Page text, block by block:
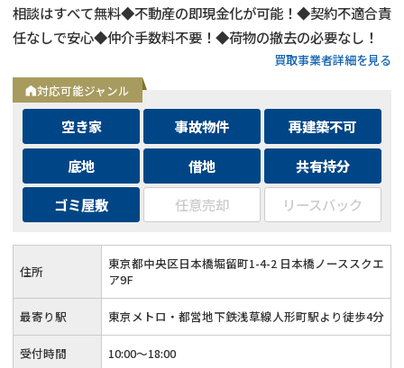
相談はすべて無料◆不動産の即現金化が可能！◆契約不適合責
任なしで安心◆仲介手数料不要！◆荷物の撤去の必要なし！
買取事業者詳細を見る
対応可能ジャンル
空き家 事故物件
再建築不可
底地
借地
共有持分
ゴミ屋敷
任意売却 リースバック
住所
東京都中央区日本橋堀留町1-4-2 日本橋ノーススクエ
ア9F
最寄り駅 東京メトロ・都営地下鉄浅草線人形町駅より徒歩4分
受付時間 10:00～18:00